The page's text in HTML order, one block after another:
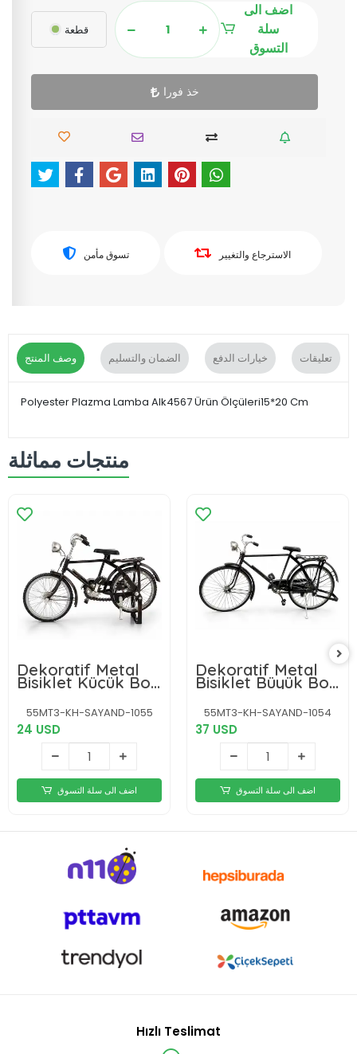
قطعة
اضف الى
سلة
التسوق
خذ فورا
تسوق مأمن الاسترجاع والتغيير
وصف المنتج الضمان والتسليم خيارات الدفع تعليقات
Polyester Plazma Lamba Alk4567 Ürün Ölçüleri15*20 Cm
منتجات مماثلة
Dekoratif Metal
Bisiklet Küçük Boy
No:1055
55MT3-KH-SAYAND-1055
24 USD
اضف الى سلة التسوق
Dekoratif Metal
Bisiklet Büyük Boy
No:1054
55MT3-KH-SAYAND-1054
37 USD
اضف الى سلة التسوق
Hızlı Teslimat